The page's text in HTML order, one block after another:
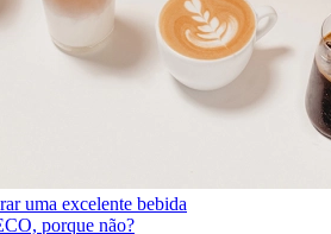
uma excelente bebida